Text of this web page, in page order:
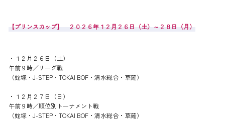
【プリンスカップ】 ２０２６年１２月２６日（土）～２８日（月）
・１２月２６日（土）
午前９時／リーグ戦
（蛇塚・J-STEP・TOKAI BOF・清水総合・草薙）
・１２月２７日（日）
午前９時／順位別トーナメント戦
（蛇塚・J-STEP・TOKAI BOF・清水総合・草薙）